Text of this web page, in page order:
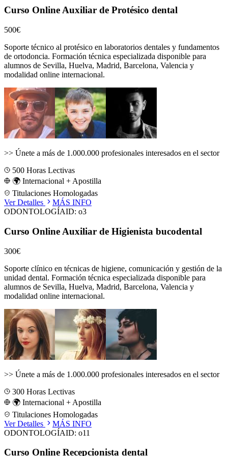
Curso Online Auxiliar de Protésico dental
500€
Soporte técnico al protésico en laboratorios dentales y fundamentos
de ortodoncia. Formación técnica especializada disponible para
alumnos de Sevilla, Huelva, Madrid, Barcelona, Valencia y
modalidad online internacional.
>> Únete a más de 1.000.000 profesionales interesados en el sector
500 Horas Lectivas
🌍 Internacional + Apostilla
Titulaciones Homologadas
Ver Detalles
MÁS INFO
ODONTOLOGÍAID: o3
Curso Online Auxiliar de Higienista bucodental
300€
Soporte clínico en técnicas de higiene, comunicación y gestión de la
unidad dental. Formación técnica especializada disponible para
alumnos de Sevilla, Huelva, Madrid, Barcelona, Valencia y
modalidad online internacional.
>> Únete a más de 1.000.000 profesionales interesados en el sector
300 Horas Lectivas
🌍 Internacional + Apostilla
Titulaciones Homologadas
Ver Detalles
MÁS INFO
ODONTOLOGÍAID: o11
Curso Online Recepcionista dental